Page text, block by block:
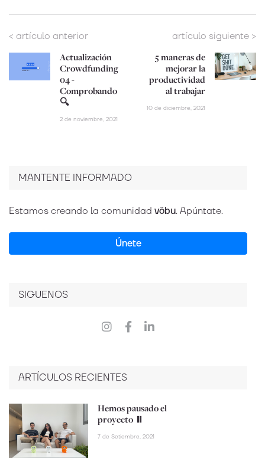
< artículo anterior
Actualización
Crowdfunding
04 -
Comprobando
🔍
2 de noviembre, 2021
artículo siguiente >
5 maneras de
mejorar la
productividad
al trabajar
10 de diciembre, 2021
MANTENTE INFORMADO
Estamos creando la comunidad vöbu. Apúntate.
Únete
SIGUENOS
ARTÍCULOS RECIENTES
Hemos pausado el
proyecto ⏸️
7 de Setiembre, 2021